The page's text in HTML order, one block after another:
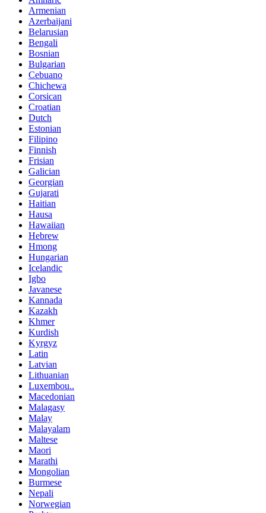
Armenian
Azerbaijani
Belarusian
Bengali
Bosnian
Bulgarian
Cebuano
Chichewa
Corsican
Croatian
Dutch
Estonian
Filipino
Finnish
Frisian
Galician
Georgian
Gujarati
Haitian
Hausa
Hawaiian
Hebrew
Hmong
Hungarian
Icelandic
Igbo
Javanese
Kannada
Kazakh
Khmer
Kurdish
Kyrgyz
Latin
Latvian
Lithuanian
Luxembou..
Macedonian
Malagasy
Malay
Malayalam
Maltese
Maori
Marathi
Mongolian
Burmese
Nepali
Norwegian